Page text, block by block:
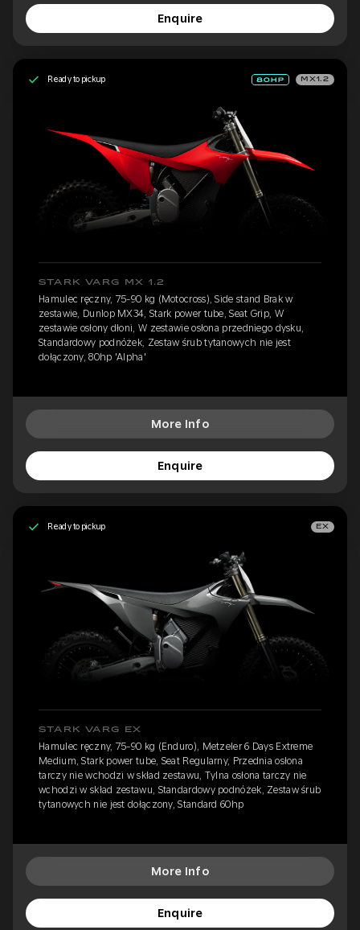
Enquire
Ready to pickup MX1.2
STARK VARG MX 1.2
Hamulec ręczny, 75-90 kg (Motocross), Side stand Brak w
zestawie, Dunlop MX34, Stark power tube, Seat Grip, W
zestawie osłony dłoni, W zestawie osłona przedniego dysku,
Standardowy podnóżek, Zestaw śrub tytanowych nie jest
dołączony, 80hp 'Alpha'
More Info
Enquire
Ready to pickup EX
STARK VARG EX
Hamulec ręczny, 75-90 kg (Enduro), Metzeler 6 Days Extreme
Medium, Stark power tube, Seat Regularny, Przednia osłona
tarczy nie wchodzi w skład zestawu, Tylna osłona tarczy nie
wchodzi w skład zestawu, Standardowy podnóżek, Zestaw śrub
tytanowych nie jest dołączony, Standard 60hp
More Info
Enquire